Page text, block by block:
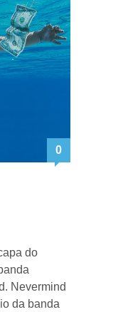
0
do
Nevermind
da banda